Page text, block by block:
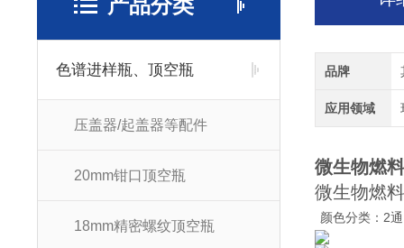
产品分类
色谱进样瓶、顶空瓶
压盖器/起盖器等配件
20mm钳口顶空瓶
18mm精密螺纹顶空瓶
品牌
应用领域
微生物燃
微生物燃
颜色分类：2